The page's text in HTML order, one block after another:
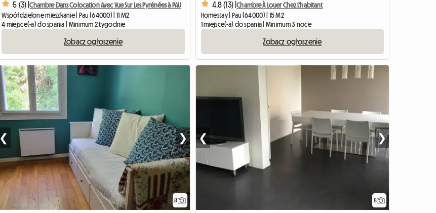
5 (3) |Chambre Dans Colocation Avec Vue Sur Les Pyrénées à PAU
Współdzielone mieszkanie | Pau (64000) | 11 M2
4 miejsce(-a) do spania | Minimum 2 tygodnie
Zobacz ogłoszenie
4.8 (13) |Chambre À Louer Chez L'habitant
Homestay | Pau (64000) | 15 M2
1 miejsce(-a) do spania | Minimum 3 noce
Zobacz ogłoszenie
8
❮ ❯
8
❮ ❯